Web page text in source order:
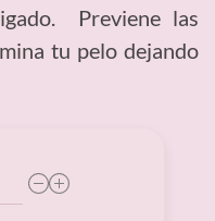
Previene las
tu pelo dejando